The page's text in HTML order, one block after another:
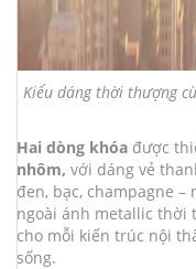
Kiểu dáng thời thượng
Hai dòng khóa được
nhôm, với dáng vẻ
đen, bạc, champagne
ngoài ánh metallic thời
cho mỗi kiến trúc nội
sống.